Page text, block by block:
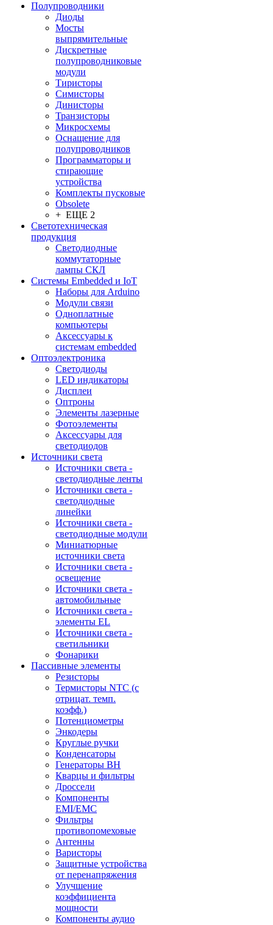
Полупроводники
Диоды
Мосты
выпрямительные
Дискретные
полупроводниковые
модули
Тиристоры
Симисторы
Динисторы
Транзисторы
Микросхемы
Оснащение для
полупроводников
Программаторы и
стирающие
устройства
Комплекты пусковые
Obsolete
+ ЕЩЕ 2
Светотехническая
продукция
Светодиодные
коммутаторные
лампы СКЛ
Системы Embedded и IoT
Наборы для Arduino
Модули связи
Одноплатные
компьютеры
Аксессуары к
системам embedded
Oптоэлектроника
Светодиоды
LED индикаторы
Дисплеи
Оптроны
Элементы лазерные
Фотоэлементы
Аксессуары для
светодиодов
Источники света
Источники света -
светодиодные ленты
Источники света -
светодиодные
линейки
Источники света -
светодиодные модули
Миниатюрные
источники света
Источники света -
освещение
Источники света -
автомобильные
Источники света -
элементы EL
Источники света -
светильники
Фонарики
Пассивные элементы
Резисторы
Термисторы NTC (с
отрицат. темп.
коэфф.)
Потенциометры
Энкодеры
Круглые ручки
Конденсаторы
Генераторы ВН
Кварцы и фильтры
Дроссели
Компоненты
EMI/EMC
Фильтры
противопомеховые
Антенны
Варисторы
Защитные устройства
от перенапряжения
Улучшение
коэффициента
мощности
Компоненты аудио